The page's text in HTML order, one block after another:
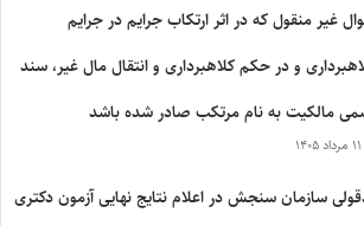
غیر منقول که در اثر ارتکاب جرایم در جرایم
و در حکم کلاهبرداری و انتقال مال غیر، سند
مالکیت به نام مرتکب صادر شده باشد
۱۱ مرداد ۱۴۰۵
سازمان سنجش در اعلام نتایج نهایی آزمون دکتری